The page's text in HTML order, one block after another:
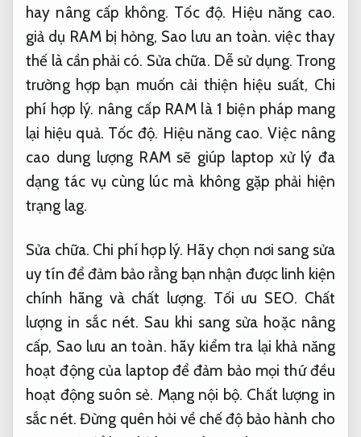
hay nâng cấp không. Tốc độ. Hiệu năng cao.
giả dụ RAM bị hỏng, Sao lưu an toàn. việc thay
thế là cần phải có. Sửa chữa. Dễ sử dụng. Trong
trường hợp bạn muốn cải thiện hiệu suất, Chi
phí hợp lý. nâng cấp RAM là 1 biện pháp mang
lại hiệu quả. Tốc độ. Hiệu năng cao. Việc nâng
cao dung lượng RAM sẽ giúp laptop xử lý đa
dạng tác vụ cùng lúc mà không gặp phải hiện
trạng lag.
Sửa chữa. Chi phí hợp lý. Hãy chọn nơi sang sửa
uy tín để đảm bảo rằng bạn nhận được linh kiện
chính hãng và chất lượng. Tối ưu SEO. Chất
lượng in sắc nét. Sau khi sang sửa hoặc nâng
cấp, Sao lưu an toàn. hãy kiểm tra lại khả năng
hoạt động của laptop để đảm bảo mọi thứ đều
hoạt động suôn sẻ. Mạng nội bộ. Chất lượng in
sắc nét. Đừng quên hỏi về chế độ bảo hành cho